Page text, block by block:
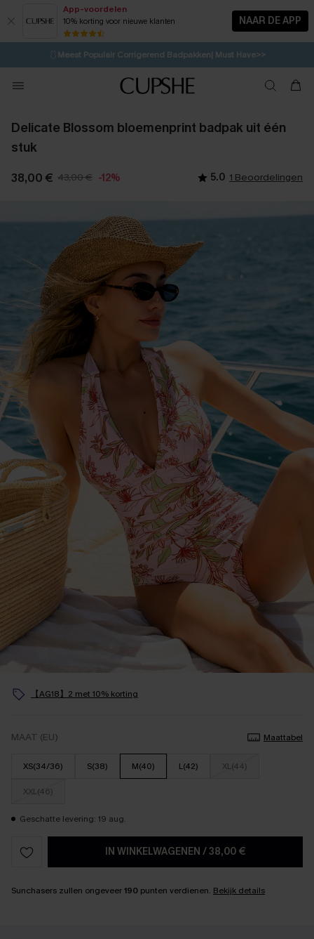
App-voordelen
10% korting voor nieuwe klanten NAAR DE APP
⚡️LAATSTE KANS | Tot 50% korting>>
🩱Meest Populair Corrigerend Badpakken| Must Have>>
💌Abonneer je & ontvang tot 15% korting>>
Koop 3, krijg 15% korting | CODE: SW15
Delicate Blossom bloemenprint badpak uit één
stuk
38,00 € 43,00 € -12% 5.0 1 Beoordelingen
【AG18】2 met 10% korting
MAAT (EU) Maattabel
XS(34/36) S(38) M(40) L(42) XL(44)
XXL(46)
Geschatte levering: 19 aug.
IN WINKELWAGENEN /38,00 €
Sunchasers zullen ongeveer190 punten verdienen. Bekijk details